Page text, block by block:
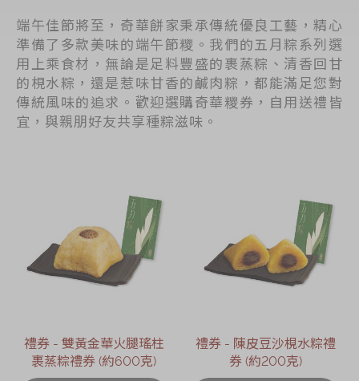
端午佳節將至，奇華餅家秉承傳統優良工藝，精心
準備了多款美味的端午節糭。我們的五月粽系列選
用上乘食材，無論是足料豐盛的裹蒸粽、清香回甘
的梘水粽，還是惹味甘香的鹹肉粽，都能滿足您對
傳統風味的追求。歡迎選購奇華糭券，自用送禮皆
宜，與親朋好友共享種粽滋味。
禮券 - 雙黃金華火腿瑤柱
裹蒸粽禮券 (約600克)
禮券 - 陳皮豆沙梘水粽禮
券 (約200克)